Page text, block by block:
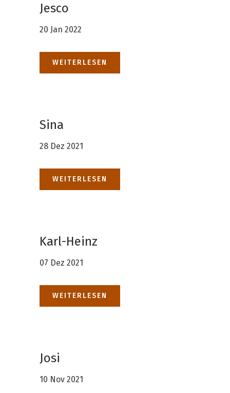
Jesco
20 Jan 2022
WEITERLESEN
Sina
28 Dez 2021
WEITERLESEN
Karl-Heinz
07 Dez 2021
WEITERLESEN
Josi
10 Nov 2021